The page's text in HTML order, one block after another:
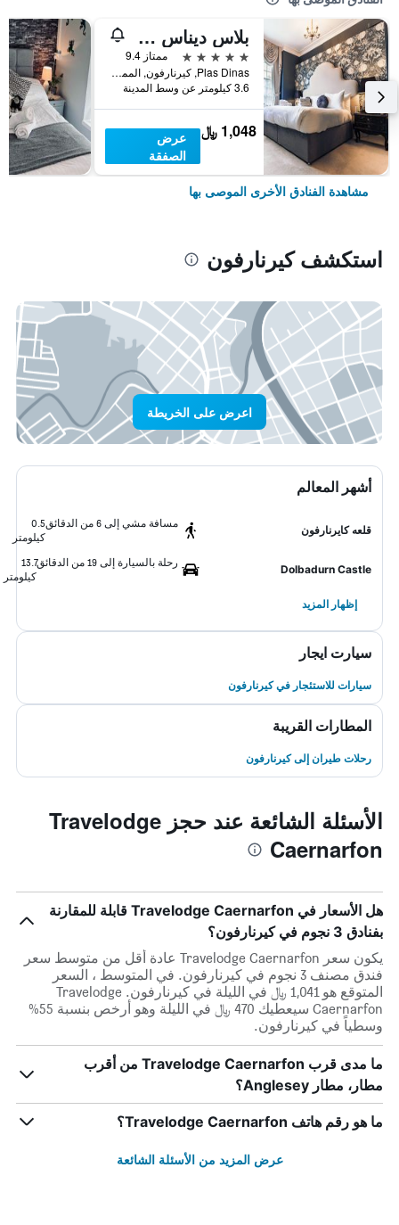
بلاس ديناس كنتري هاوس
5 نجوم
ممتاز 9.4
Plas Dinas, كيرنارفون, المملكة المتحدة
3.6 كيلومتر عن وسط المدينة
1,048 ﷼
عرض
الصفقة
مشاهدة الفنادق الأخرى الموصى بها
استكشف كيرنارفون
اعرض على الخريطة
أشهر المعالم
قلعه كايرنارفون
مسافة مشي إلى 6 من الدقائق
0.5
كيلومتر
Dolbadurn Castle
رحلة بالسيارة إلى 19 من الدقائق
13.7
كيلومتر
إظهار المزيد
سيارت ايجار
سيارات للاستئجار في كيرنارفون
المطارات القريبة
رحلات طيران إلى كيرنارفون
الأسئلة الشائعة عند حجز Travelodge
Caernarfon
هل الأسعار في Travelodge Caernarfon قابلة للمقارنة
بفنادق 3 نجوم في كيرنارفون؟
يكون سعر Travelodge Caernarfon عادة أقل من متوسط ​​سعر
فندق مصنف 3 نجوم في كيرنارفون. في المتوسط ، السعر
المتوقع هو 1,041 ﷼ في الليلة في كيرنارفون. Travelodge
Caernarfon سيعطيك 470 ﷼ في الليلة وهو أرخص بنسبة 55%
وسطياً في كيرنارفون.
ما مدى قرب Travelodge Caernarfon من أقرب
مطار، مطار Anglesey؟
ما هو رقم هاتف Travelodge Caernarfon؟
عرض المزيد من الأسئلة الشائعة